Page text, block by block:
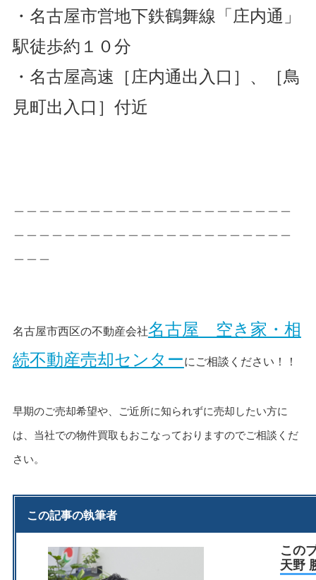
・名古屋市営地下鉄鶴舞線「庄内通」
駅徒歩約１０分
・名古屋高速［庄内通出入口］、［鳥
見町出入口］付近
名古屋市西区の不動産会社名古屋 空き家・相
続不動産売却センターにご相談ください！！
早期のご売却希望や、ご近所に知られずに売却したい方に
は、当社での物件買取もおこなっておりますのでご相談くだ
さい。
この記事の執筆者
この
天野